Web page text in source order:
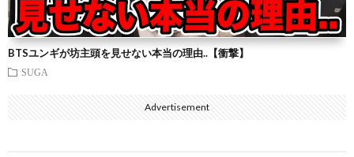
BTSユンギが坊主頭を見せない本当の理由..【衝撃】
SUGA
Advertisement